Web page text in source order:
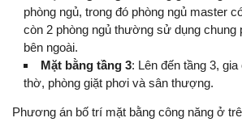
phòng ngủ, trong đó phòng ngủ master
còn 2 phòng ngủ thường sử dụng chung
bên ngoài.
Mặt bằng tầng 3: Lên đến tầng 3,
thờ, phòng giặt phơi và sân thượng.
Phương án bố trí mặt bằng công năng ở